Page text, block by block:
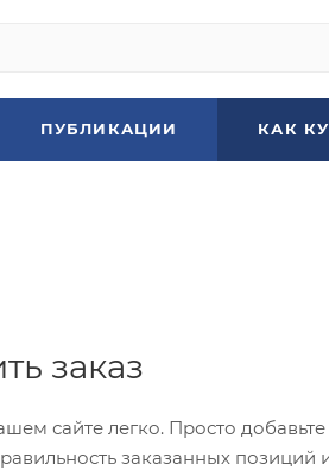
ПУБЛИКАЦИИ КАК
заказ
сайте легко. Просто
заказанных